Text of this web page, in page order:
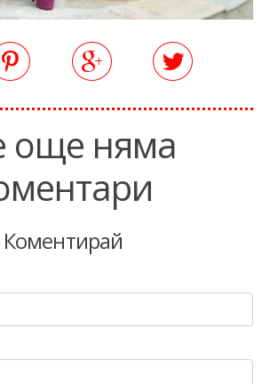
още няма
Коментирай